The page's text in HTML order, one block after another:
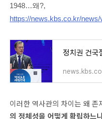
1948…왜?,
https://news.kbs.co.kr/
정치권 건
이러한 역사관의 차이는 왜 존
의 정체성을 어떻게 확립하느